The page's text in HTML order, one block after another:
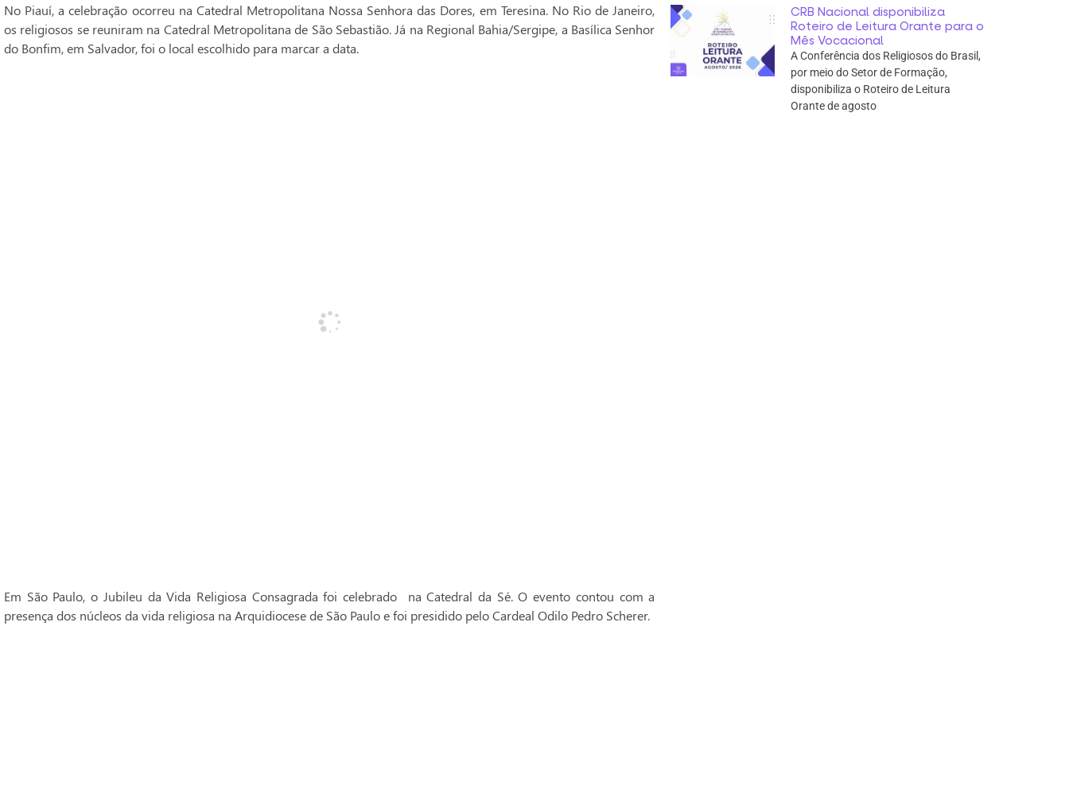
No Piauí, a celebração ocorreu na Catedral Metropolitana Nossa Senhora das Dores, em Teresina. No Rio de Janeiro,
os religiosos se reuniram na Catedral Metropolitana de São Sebastião. Já na Regional Bahia/Sergipe, a Basílica Senhor
do Bonfim, em Salvador, foi o local escolhido para marcar a data.
Em São Paulo, o Jubileu da Vida Religiosa Consagrada foi celebrado na Catedral da Sé. O evento contou com a
presença dos núcleos da vida religiosa na Arquidiocese de São Paulo e foi presidido pelo Cardeal Odilo Pedro Scherer.
CRB Nacional disponibiliza
Roteiro de Leitura Orante para o
Mês Vocacional
A Conferência dos Religiosos do Brasil,
por meio do Setor de Formação,
disponibiliza o Roteiro de Leitura
Orante de agosto